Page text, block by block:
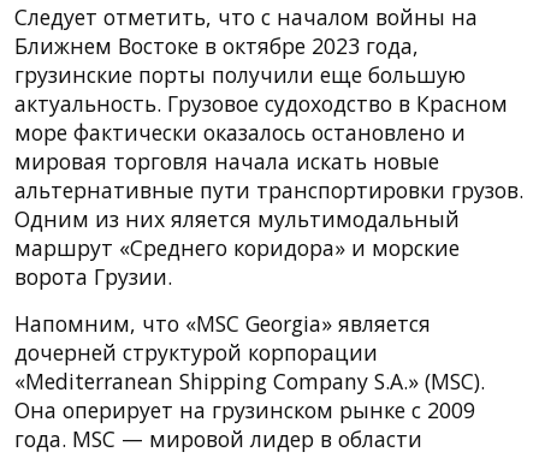
Следует отметить, что с началом войны на
Ближнем Востоке в октябре 2023 года,
грузинские порты получили еще большую
актуальность. Грузовое судоходство в Красном
море фактически оказалось остановлено и
мировая торговля начала искать новые
альтернативные пути транспортировки грузов.
Одним из них яляется мультимодальный
маршрут «Среднего коридора» и морские
ворота Грузии.
Напомним, что «MSC Georgia» является
дочерней структурой корпорации
«Mediterranean Shipping Company S.A.» (MSC).
Она оперирует на грузинском рынке с 2009
года. MSC — мировой лидер в области